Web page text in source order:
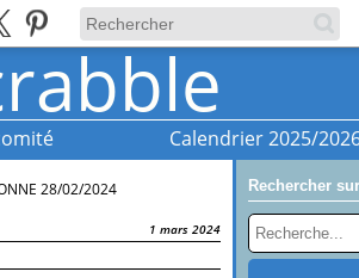
Calendrier 2025/
28/02/2024
1 mars 2024
Rechercher